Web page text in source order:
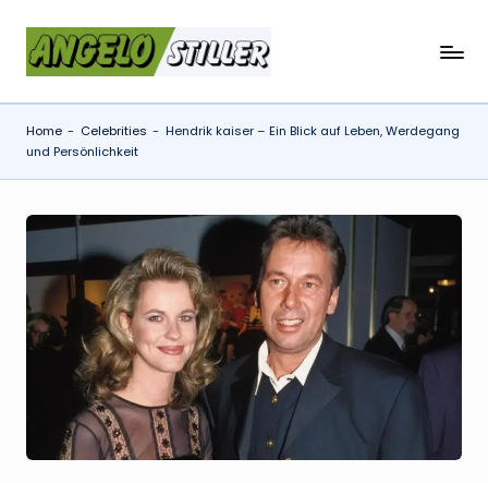
a
n
g
e
l
s
t
il
r
Home - Celebrities - Hendrik kaiser – Ein Blick auf Leben, Werdegang
und Persönlichkeit